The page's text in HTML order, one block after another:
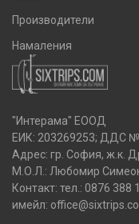
Производители
Намаления
"Интерама" ЕООД
ЕИК: 203269253; ДДС
Адрес: гр. София, ж.к.
М.О.Л.: Любомир
Контакт: тел.: 0876 388
имейл: